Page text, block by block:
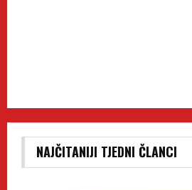
NAJČITANIJI TJEDNI ČLANCI